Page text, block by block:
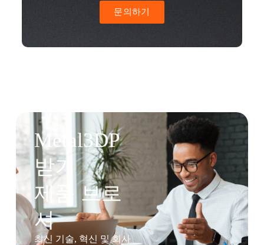
문의하기
Metal3DP
받기
제품 브로
셔
최신 기술, 혁신 및 회사